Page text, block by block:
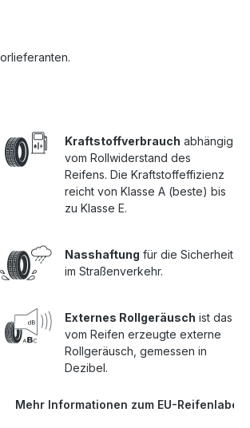
Kraftstoffverbrauch abhängig
vom Rollwiderstand des
Reifens. Die Kraftstoffeffizienz
reicht von Klasse A (beste) bis
zu Klasse E.
Nasshaftung für die Sicherheit
im Straßenverkehr.
Externes Rollgeräusch ist das
vom Reifen erzeugte externe
Rollgeräusch, gemessen in
Dezibel.
Mehr Informationen zum EU-Reifenlabel